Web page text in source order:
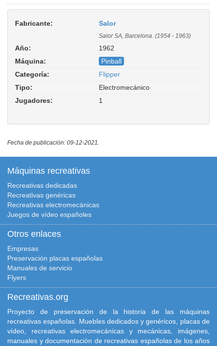
Fabricante: Salor
Salor SA, Barcelona. (1954 - 1963)
Año:
1962
Máquina:
Pinball
Categoría:
Flipper
Tipo:
Electromecánico
Jugadores:
1
Fecha de publicación: 09-12-2021.
Máquinas recreativas
Recreativas dedicadas
Recreativas genéricas
Recreativas electromecánicas
Juegos de vídeo españoles
Otros enlaces
Empresas
Preservación placas españolas
Manuales de servicio
Flyers
Recreativas.org
Proyecto de preservación de la historia de las máquinas
recreativas españolas. Muebles dedicados y genéricos, placas de
vídeo, recreativas electromecánicas y mecánicas, imágenes,
manuales y documentación de recreativas españolas de los años